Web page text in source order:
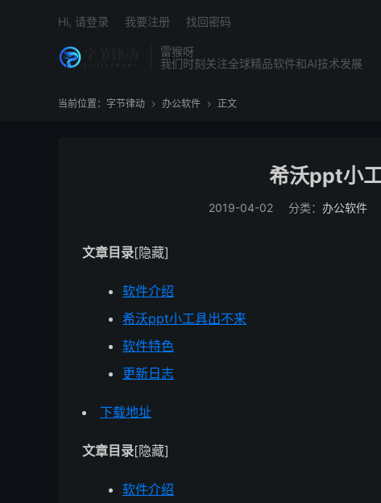
雷猴呀
我们时刻关注全球精品软件和AI技术发展
Hi, 请登录 我要注册 找回密码
当前位置： 字节律动  办公软件  正文
希沃ppt小
2019-04-02 分类： 办公软件
文章目录[隐藏]
软件介绍
希沃ppt小工具出不来
软件特色
更新日志
下载地址
文章目录[隐藏]
软件介绍